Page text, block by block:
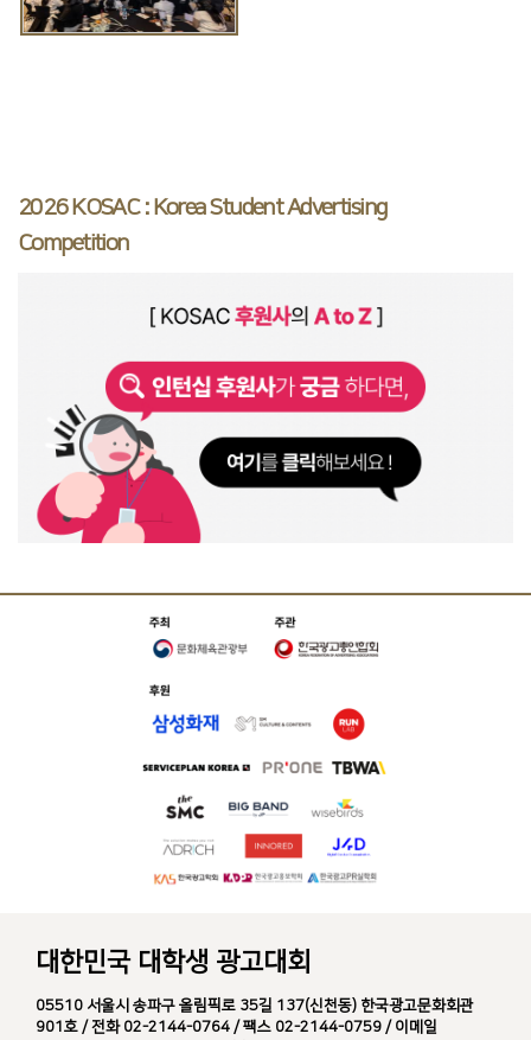
2026 KOSAC : Korea Student Advertising
Competition
대한민국 대학생 광고대회
05510 서울시 송파구 올림픽로 35길 137(신천동) 한국광고문화회관
901호 / 전화 02-2144-0764 / 팩스 02-2144-0759 / 이메일